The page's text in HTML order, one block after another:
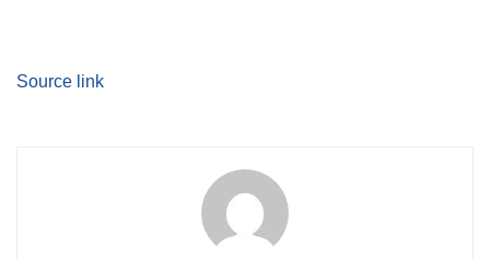
Source link